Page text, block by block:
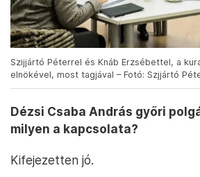
Szijjártó Péterrel és Knáb Erzsébettel, a
elnökével, most tagjával – Fotó: Szjjártó
Dézsi Csaba András győri
milyen a kapcsolata?
Kifejezetten jó.